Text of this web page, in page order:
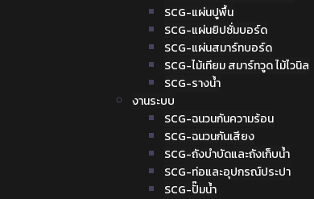
SCG-แผ่นปูพื้น
SCG-แผ่นยิปซั่มบอร์ด
SCG-แผ่นสมาร์ทบอร์ด
SCG-ไม้เทียม สมาร์ทวูด ไม้ไวนิล
SCG-รางน้ำ
งานระบบ
SCG-ฉนวนกันความร้อน
SCG-ฉนวนกันเสียง
SCG-ถังบำบัดและถังเก็บน้ำ
SCG-ท่อและอุปกรณ์ประปา
SCG-ปั๊มน้ำ